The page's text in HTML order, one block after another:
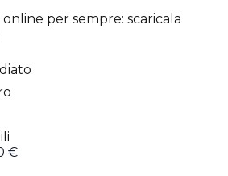
per sempre: scaricala
€